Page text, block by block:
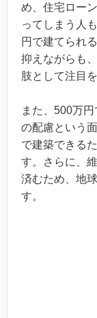
め、住宅ロー
ってしまう人
円で建てられ
抑えながらも
肢として注目
また、500万
の配慮という
で建築できる
す。さらに、
済むため、地
す。